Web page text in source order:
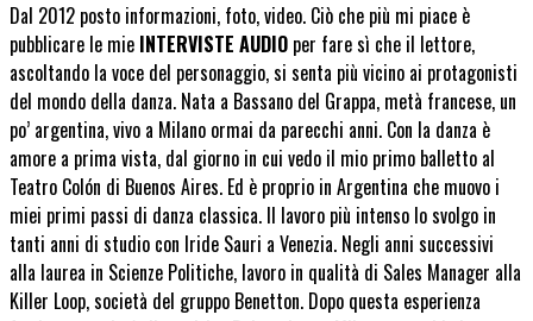
Dal 2012 posto informazioni, foto, video. Ciò che più mi piace è
pubblicare le mie INTERVISTE AUDIO per fare sì che il lettore,
ascoltando la voce del personaggio, si senta più vicino ai protagonisti
del mondo della danza. Nata a Bassano del Grappa, metà francese, un
po’ argentina, vivo a Milano ormai da parecchi anni. Con la danza è
amore a prima vista, dal giorno in cui vedo il mio primo balletto al
Teatro Colón di Buenos Aires. Ed è proprio in Argentina che muovo i
miei primi passi di danza classica. Il lavoro più intenso lo svolgo in
tanti anni di studio con Iride Sauri a Venezia. Negli anni successivi
alla laurea in Scienze Politiche, lavoro in qualità di Sales Manager alla
Killer Loop, società del gruppo Benetton. Dopo questa esperienza